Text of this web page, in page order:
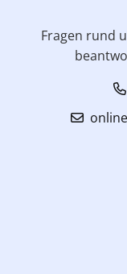
Fragen rund